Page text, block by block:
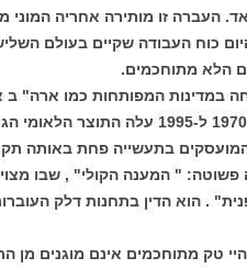
העברה זו מותירה אחריה המוני
כוח העבודה שקיים בעולם
הלא מתוחכמים.
במדינות המפותחות כמו ארה" ב
בתעשייה פחת באותה תקופה
פשוטה: " המענה הקולי" , שבו
. הוא הדין בתחנות דלק
היי טק מתוחכמים אינם מוגנים